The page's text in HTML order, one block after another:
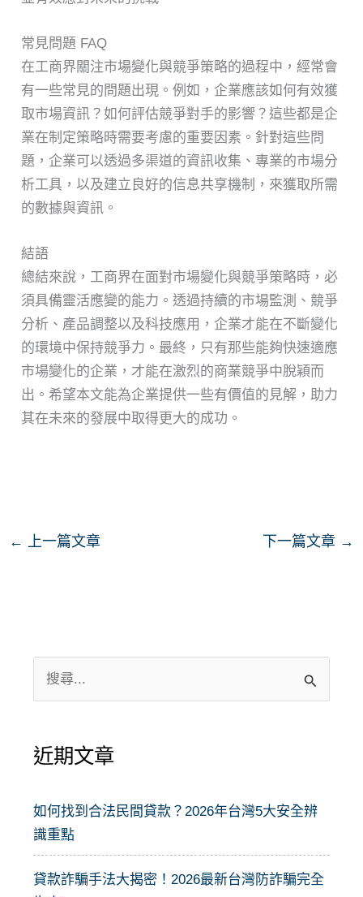
常見問題 FAQ
在工商界關注市場變化與競爭策略的過程中，經常會
有一些常見的問題出現。例如，企業應該如何有效獲
取市場資訊？如何評估競爭對手的影響？這些都是企
業在制定策略時需要考慮的重要因素。針對這些問
題，企業可以透過多渠道的資訊收集、專業的市場分
析工具，以及建立良好的信息共享機制，來獲取所需
的數據與資訊。
結語
總結來說，工商界在面對市場變化與競爭策略時，必
須具備靈活應變的能力。透過持續的市場監測、競爭
分析、產品調整以及科技應用，企業才能在不斷變化
的環境中保持競爭力。最終，只有那些能夠快速適應
市場變化的企業，才能在激烈的商業競爭中脫穎而
出。希望本文能為企業提供一些有價值的見解，助力
其在未來的發展中取得更大的成功。
← 上一篇文章 下一篇文章 →
尋
鍵
:
近期文章
如何找到合法民間貸款？2026年台灣5大安全辨
識重點
貸款詐騙手法大揭密！2026最新台灣防詐騙完全